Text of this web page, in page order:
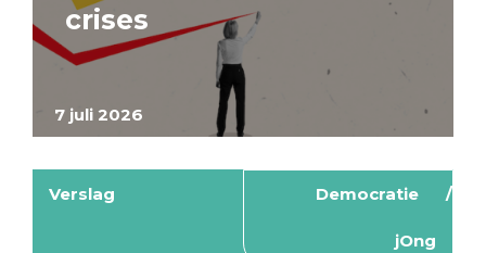
7 juli 2026
crises
Verslag Democratie
jOng